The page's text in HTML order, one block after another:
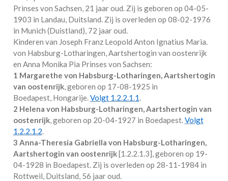
Prinses von Sachsen, 21 jaar oud. Zij is geboren op 04-05-
1903 in Landau, Duitsland. Zij is overleden op 08-02-1976
in Munich (Duistland), 72 jaar oud.
Kinderen van Joseph Franz Leopold Anton Ignatius Maria.
von Habsburg-Lotharingen, Aartshertogin van oostenrijk
en Anna Monika Pia Prinses von Sachsen:
1 Margarethe von Habsburg-Lotharingen, Aartshertogin
van oostenrijk, geboren op 17-08-1925 in
Boedapest, Hongarije.Volgt 1.2.2.1.1.
2 Helena von Habsburg-Lotharingen, Aartshertogin van
oostenrijk, geboren op 20-04-1927 in Boedapest.Volgt
1.2.2.1.2.
3 Anna-Theresia Gabriella von Habsburg-Lotharingen,
Aartshertogin van oostenrijk[1.2.2.1.3], geboren op 19-
04-1928 in Boedapest. Zij is overleden op 28-11-1984 in
Rottweil, Duitsland, 56 jaar oud.